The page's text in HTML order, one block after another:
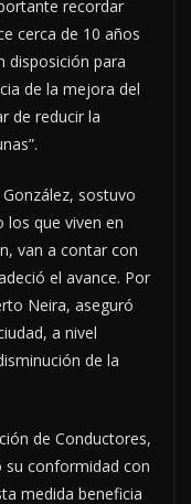
recordar
cerca de 10 años
disposición para
de la mejora del
de reducir la
sostuvo
los que viven en
van a contar con
el avance. Por
Neira, aseguró
a nivel
de la
de Conductores,
su conformidad con
medida beneficia